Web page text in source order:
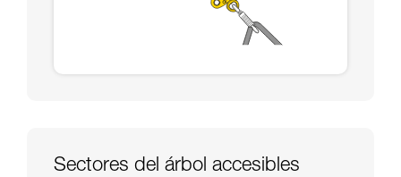
Sectores del árbol accesibles